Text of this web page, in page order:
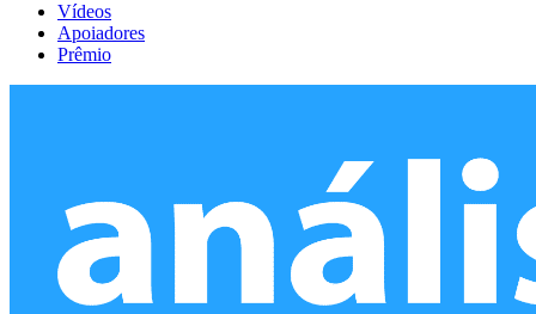
Vídeos
Apoiadores
Prêmio